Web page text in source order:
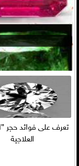
تعرف على فوائد حجر
العلاجية